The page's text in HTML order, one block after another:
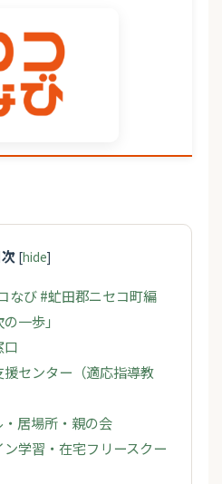
[hide]
なび #虻田郡ニセコ町編
一歩」
口
センター（適応指導教
居場所・親の会
学習・在宅フリースクー